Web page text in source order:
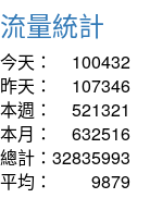
流量統計
今天：
100432
昨天：
107346
本週：
521321
本月：
632516
總計： 32835993
平均：
9879